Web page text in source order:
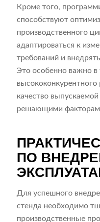
Кроме того,
способствуют
производственного
адаптироваться к
требований и
Это особенно важно в
высококонкурентного
качество
решающими
ПО
Для успешного
стенда необходимо
производственные